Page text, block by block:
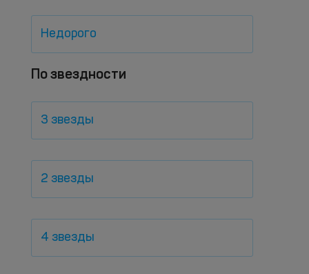
Недорого
По звездности
3 звезды
2 звезды
4 звезды